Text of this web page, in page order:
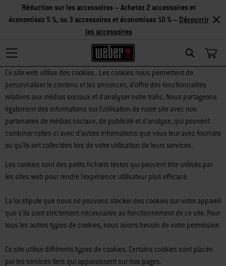
Search
Réduction sur les accessoires – Achetez 2 accessoires et
économisez 5 %, ou 3 accessoires et économisez 10 % – Découvrir
les accessoires
Ce site web utilise des cookies.. Les cookies nous permettent de
personnaliser le contenu et les annonces, d'offrir des fonctionnalités
relatives aux médias sociaux et d'analyser notre trafic. Nous partageons
également des informations sur l'utilisation de notre site avec nos
partenaires de médias sociaux, de publicité et d'analyse, qui peuvent
combiner celles-ci avec d'autres informations que vous leur avez fournies
ou qu'ils ont collectées lors de votre utilisation de leurs services.
Les cookies sont des petits fichiers textes qui peuvent être utilisés par
les sites web pour rendre l'expérience utilisateur plus efficace.
La loi stipule que nous ne pouvons stocker des cookies sur votre appareil
que s’ils sont strictement nécessaires au fonctionnement de ce site. Pour
tous les autres types de cookies, nous avons besoin de votre permission.
Ce site utilise différents types de cookies. Certains cookies sont placés
par les services tiers qui apparaissent sur nos pages.